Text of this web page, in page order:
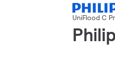
UniFlood C